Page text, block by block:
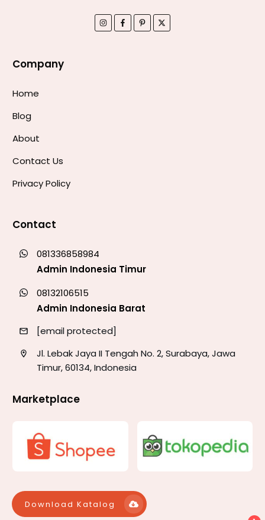
Company
Home
Blog
About
Contact Us
Privacy Policy
Contact
081336858984
Admin Indonesia Timur
08132106515
Admin Indonesia Barat
[email protected]
Jl. Lebak Jaya II Tengah No. 2, Surabaya, Jawa
Timur, 60134, Indonesia
Marketplace
Download Katalog